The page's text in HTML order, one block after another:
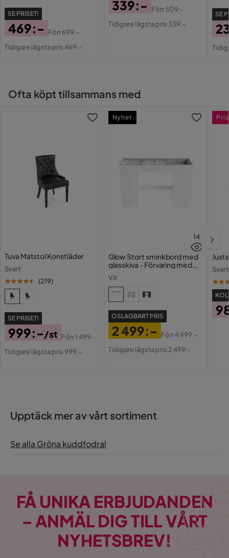
Mått och Vikt
Produktbredd (cm): 47
Produktdjup (cm): 27
SE PRISET!
Pris
469:-
Original
Förr699:-
Tidigare lägsta pris 469:-
Pris
339:-
Original
Förr509:-
Tidigare lägsta pris 339:-
SE
Ofta köpt tillsammans med
Tuva Matstol Konstläder
Svart
(219)
SE PRISET!
Pris
999:-/st
Original
Förr1 499:-
Tidigare lägsta pris 999:-
14
Glow Stort sminkbord med
glasskiva - Förvaring med
Vit
OSLAGBART PRIS
Pris
2 499:-
Original
Förr4 999:-
Tidigare lägsta pris 2 499:-
Nyhet
Svart
Upptäck mer av vårt sortiment
Se alla Gröna kuddfodral
FÅ UNIKA ERBJUDANDEN
– ANMÄL DIG TILL VÅRT
NYHETSBREV!